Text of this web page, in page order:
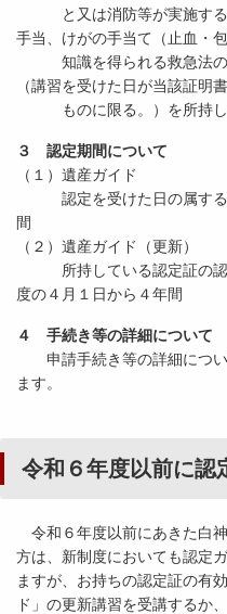
と又は消防等が実施する
手当、けがの手当て（止血・
知識を得られる救急法の
（講習を受けた日が当該証明
ものに限る。）を所持し
３ 認定期間について
（１）遺産ガイド
認定を受けた日の属する
間
（２）遺産ガイド（更新）
所持している認定証の認
度の４月１日から４年間
４ 手続き等の詳細について
申請手続き等の詳細につい
ます。
令和６年度以前に認
令和６年度以前にあきた白
方は、新制度においても認定
ますが、お持ちの認定証の有
ド」の更新講習を受講するか